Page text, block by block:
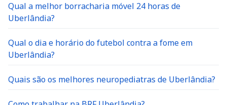
Qual a melhor borracharia móvel 24 horas de
Uberlândia?
Qual o dia e horário do futebol contra a fome em
Uberlândia?
Quais são os melhores neuropediatras de Uberlândia?